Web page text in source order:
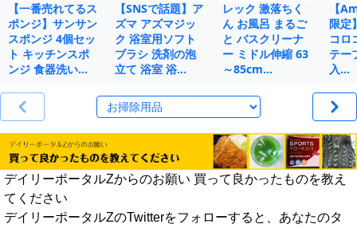
【一番売れてるス
ポンジ】サンサン
スポンジ 4個セッ
ト キッチンスポ
ンジ 食器洗い…
【SNSで話題】ア
ズマ アズマジッ
ク 浴室用ソフト
ブラシ 洗剤の泡
立て 浴室 浴…
レック 激落ちく
ん お風呂 まるご
と バスクリーナ
ー ミドル伸縮 63
～85cm…
【
限定
コロ
テー
入…
デイリーポータルZからのお願い 買って良かったものを教え
てください
デイリーポータルZのTwitterをフォローすると、あなたのタ